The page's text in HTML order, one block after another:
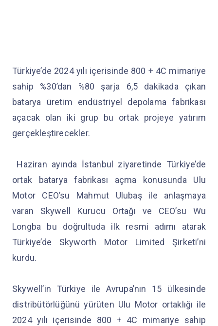
Türkiye’de 2024 yılı içerisinde 800 + 4C mimariye
sahip %30’dan %80 şarja 6,5 dakikada çıkan
batarya üretim endüstriyel depolama fabrikası
açacak olan iki grup bu ortak projeye yatırım
gerçekleştirecekler.
Haziran ayında İstanbul ziyaretinde Türkiye’de
ortak batarya fabrikası açma konusunda Ulu
Motor CEO’su Mahmut Ulubaş ile anlaşmaya
varan Skywell Kurucu Ortağı ve CEO’su Wu
Longba bu doğrultuda ilk resmi adımı atarak
Türkiye’de Skyworth Motor Limited Şirketi’ni
kurdu.
Skywell’in Türkiye ile Avrupa’nın 15 ülkesinde
distribütörlüğünü yürüten Ulu Motor ortaklığı ile
2024 yılı içerisinde 800 + 4C mimariye sahip